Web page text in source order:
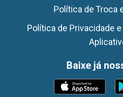
Política de Troca
Política de Privacidade
Baixe já